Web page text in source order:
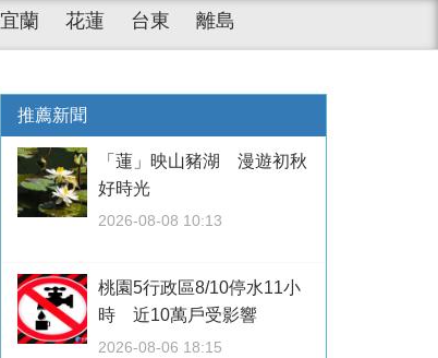
宜蘭 花蓮 台東 離島
推薦新聞
「蓮」映山豬湖 漫遊初秋
好時光
2026-08-08 10:13
桃園5行政區8/10停水11小
時 近10萬戶受影響
2026-08-06 18:15